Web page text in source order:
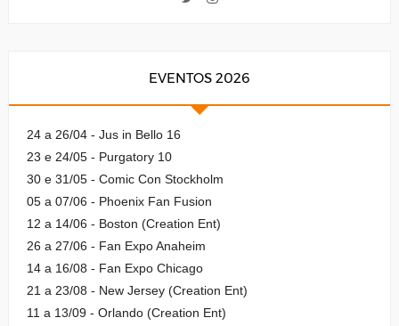
EVENTOS 2026
24 a 26/04 - Jus in Bello 16
23 e 24/05 - Purgatory 10
30 e 31/05 - Comic Con Stockholm
05 a 07/06 - Phoenix Fan Fusion
12 a 14/06 - Boston (Creation Ent)
26 a 27/06 - Fan Expo Anaheim
14 a 16/08 - Fan Expo Chicago
21 a 23/08 - New Jersey (Creation Ent)
11 a 13/09 - Orlando (Creation Ent)